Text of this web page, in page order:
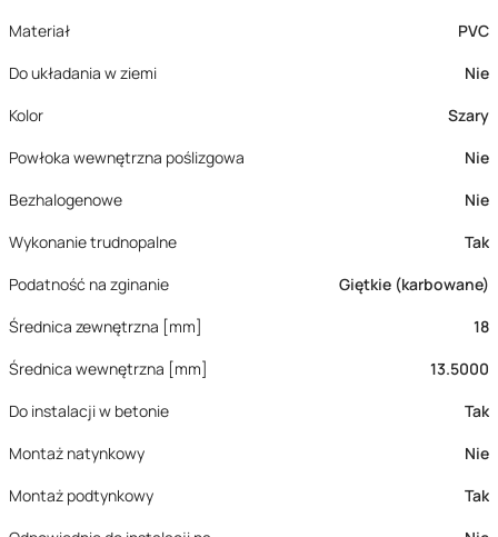
Materiał
PVC
Do układania w ziemi
Nie
Kolor
Szary
Powłoka wewnętrzna poślizgowa
Nie
Bezhalogenowe
Nie
Wykonanie trudnopalne
Tak
Podatność na zginanie
Giętkie (karbowane)
Średnica zewnętrzna [mm]
18
Średnica wewnętrzna [mm]
13.5000
Do instalacji w betonie
Tak
Montaż natynkowy
Nie
Montaż podtynkowy
Tak